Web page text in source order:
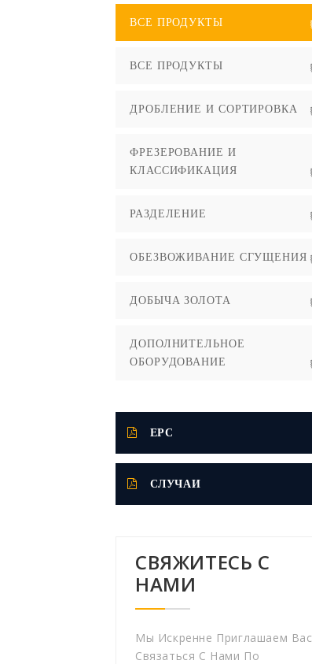
ВСЕ ПРОДУКТЫ
ВСЕ ПРОДУКТЫ
ДРОБЛЕНИЕ И СОРТИРОВКА
ФРЕЗЕРОВАНИЕ И
КЛАССИФИКАЦИЯ
РАЗДЕЛЕНИЕ
ОБЕЗВОЖИВАНИЕ СГУЩЕНИЯ
ДОБЫЧА ЗОЛОТА
ДОПОЛНИТЕЛЬНОЕ
ОБОРУДОВАНИЕ
EPC
СЛУЧАИ
СВЯЖИТЕСЬ С
НАМИ
Мы Искренне Приглашаем Вас
Связаться С Нами По